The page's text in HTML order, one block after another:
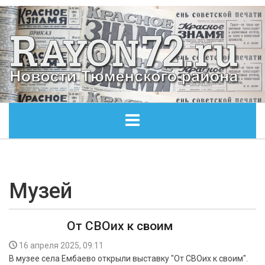
ОБЩЕСТВО
ЭКОНОМИКА
КУЛЬТУРА
Музей
От СВОих к своим
16 апреля 2025, 09:11
В музее села Ембаево открыли выставку "От СВОих к своим".